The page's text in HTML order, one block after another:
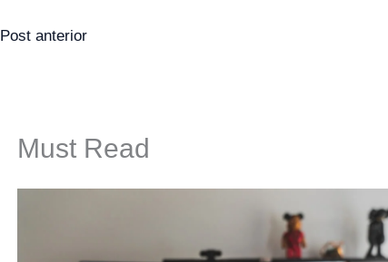
Post anterior
Must Read